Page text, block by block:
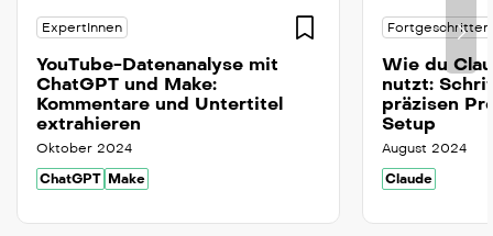
ExpertInnen
YouTube-Datenanalyse mit
ChatGPT und Make:
Kommentare und Untertitel
extrahieren
Oktober 2024
ChatGPT
Make
Wie du
nutzt:
präzisen
Setup
August 2024
Claude